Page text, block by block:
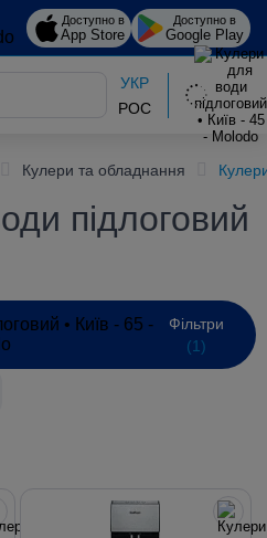
Доступно в
App Store
Доступно в
Google Play
УКР
РОС
Кулери та обладнання
підлоговий
Фільтри
(1)